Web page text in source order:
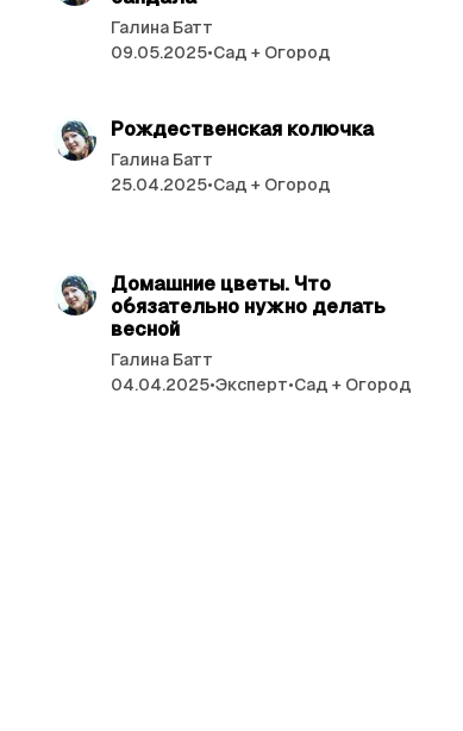
Галина Батт
09.05.2025•Сад + Огород
Рождественская колючка
Галина Батт
25.04.2025•Сад + Огород
Домашние цветы. Что
обязательно нужно делать
весной
Галина Батт
04.04.2025•Эксперт•Сад + Огород